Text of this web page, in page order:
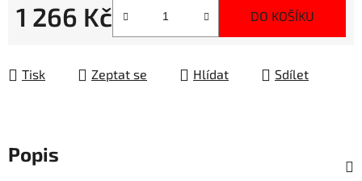
1 266 Kč DO KOŠÍKU
Tisk Zeptat se Hlídat Sdílet
Popis